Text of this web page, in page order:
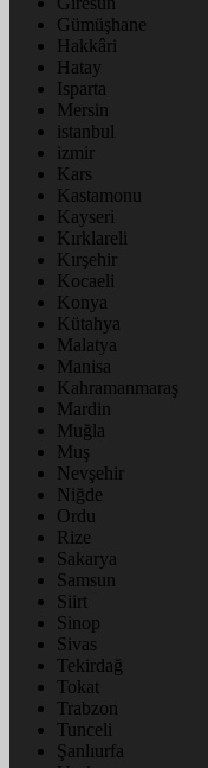
Gümüşhane
Hakkâri
Hatay
Isparta
Mersin
istanbul
izmir
Kars
Kastamonu
Kayseri
Kırklareli
Kırşehir
Kocaeli
Konya
Kütahya
Malatya
Manisa
Kahramanmaraş
Mardin
Muğla
Muş
Nevşehir
Niğde
Ordu
Rize
Sakarya
Samsun
Siirt
Sinop
Sivas
Tekirdağ
Tokat
Trabzon
Tunceli
Şanlıurfa